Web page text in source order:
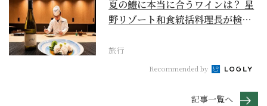
夏の鱧に本当に合うワインは？ 星
野リゾート和食統括料理長が検証
旅行
Recommended by
記事一覧へ